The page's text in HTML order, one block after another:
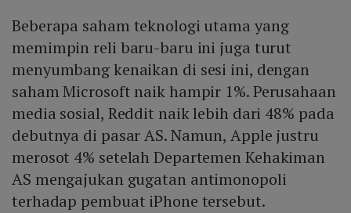
Beberapa saham teknologi utama yang
memimpin reli baru-baru ini juga turut
menyumbang kenaikan di sesi ini, dengan
saham Microsoft naik hampir 1%. Perusahaan
media sosial, Reddit naik lebih dari 48% pada
debutnya di pasar AS. Namun, Apple justru
merosot 4% setelah Departemen Kehakiman
AS mengajukan gugatan antimonopoli
terhadap pembuat iPhone tersebut.